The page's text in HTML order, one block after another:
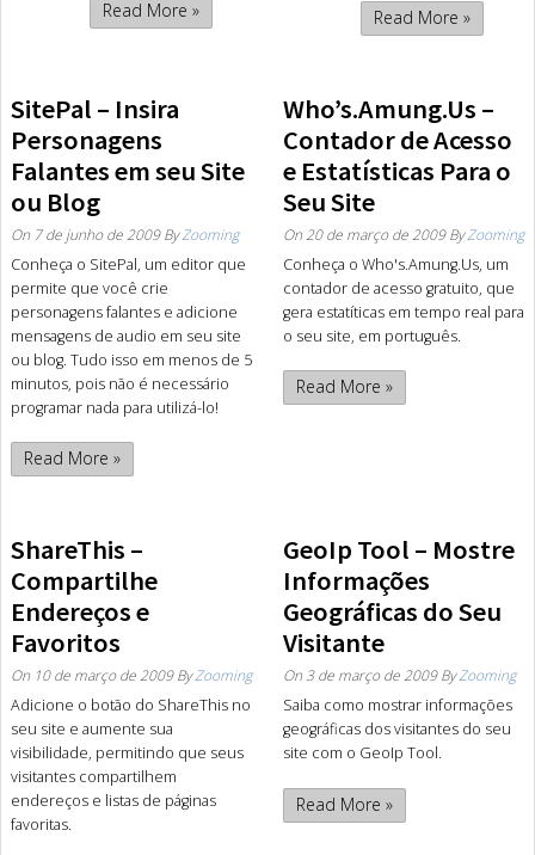
Read More » Read More »
SitePal – Insira
Personagens
Falantes em seu Site
ou Blog
On 7 de junho de 2009ByZooming
Conheça o SitePal, um editor que
permite que você crie
personagens falantes e adicione
mensagens de audio em seu site
ou blog. Tudo isso em menos de 5
minutos, pois não é necessário
programar nada para utilizá-lo!
Read More »
Who’s.Amung.Us –
Contador de Acesso
e Estatísticas Para o
Seu Site
On 20 de março de 2009ByZooming
Conheça o Who's.Amung.Us, um
contador de acesso gratuito, que
gera estatíticas em tempo real para
o seu site, em português.
Read More »
ShareThis –
Compartilhe
Endereços e
Favoritos
On 10 de março de 2009ByZooming
Adicione o botão do ShareThis no
seu site e aumente sua
visibilidade, permitindo que seus
visitantes compartilhem
endereços e listas de páginas
favoritas.
GeoIp Tool – Mostre
Informações
Geográficas do Seu
Visitante
On 3 de março de 2009ByZooming
Saiba como mostrar informações
geográficas dos visitantes do seu
site com o GeoIp Tool.
Read More »